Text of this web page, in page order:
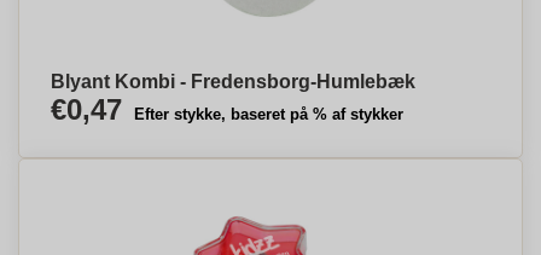
Blyant Kombi - Fredensborg-Humlebæk
€0,47 Efter stykke, baseret på % af stykker